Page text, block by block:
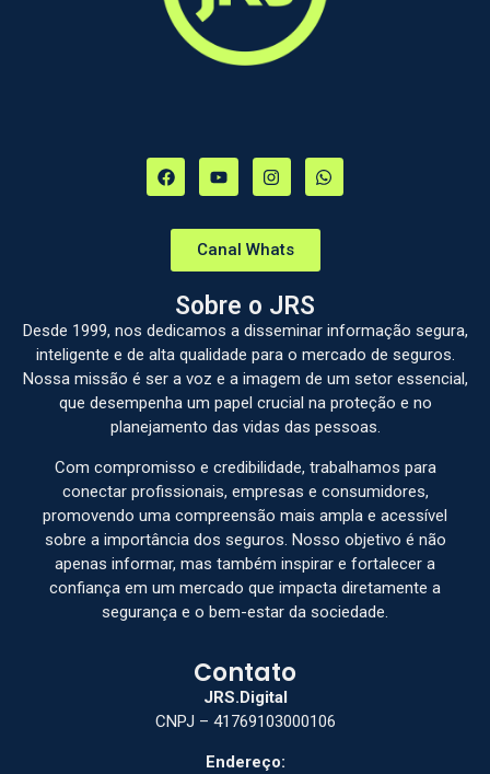
Canal Whats
Sobre o JRS
Desde 1999, nos dedicamos a disseminar informação segura,
inteligente e de alta qualidade para o mercado de seguros.
Nossa missão é ser a voz e a imagem de um setor essencial,
que desempenha um papel crucial na proteção e no
planejamento das vidas das pessoas.
Com compromisso e credibilidade, trabalhamos para
conectar profissionais, empresas e consumidores,
promovendo uma compreensão mais ampla e acessível
sobre a importância dos seguros. Nosso objetivo é não
apenas informar, mas também inspirar e fortalecer a
confiança em um mercado que impacta diretamente a
segurança e o bem-estar da sociedade.
Contato
JRS.Digital
CNPJ – 41769103000106
Endereço: